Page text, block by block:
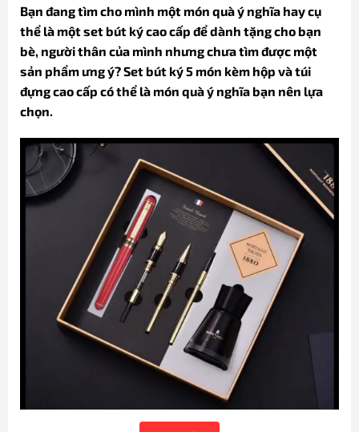
Bạn đang tìm cho mình một món quà ý nghĩa hay cụ
thể là một set bút ký cao cấp để dành tặng cho bạn
bè, người thân của mình nhưng chưa tìm được một
sản phẩm ưng ý? Set bút ký 5 món kèm hộp và túi
đựng cao cấp có thể là món quà ý nghĩa bạn nên lựa
chọn.